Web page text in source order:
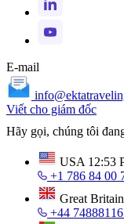
E-mail
Viết cho giám đốc
Hãy gọi, chúng tôi
USA 12:53
+1 786 84 00
Great Britain
+44